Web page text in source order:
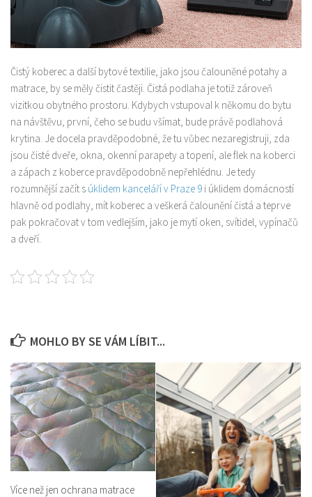
Čistý koberec a další bytové textilie, jako jsou čalouněné potahy a
matrace, by se měly čistit častěji. Čistá podlaha je totiž zároveň
vizitkou obytného prostoru. Kdybych vstupoval k někomu do bytu
na návštěvu, první, čeho se budu všímat, bude právě podlahová
krytina. Je docela pravděpodobné, že tu vůbec nezaregistruji, zda
jsou čisté dveře, okna, okenní parapety a topení, ale flek na koberci
a zápach z koberce pravděpodobně nepřehlédnu. Je tedy
rozumnější začít s úklidem kanceláří v Praze 9 i úklidem domácností
hlavně od podlahy, mít koberec a veškerá čalounění čistá a teprve
pak pokračovat v tom vedlejším, jako je mytí oken, svítidel, vypínačů
a dveří.
MOHLO BY SE VÁM LÍBIT...
Více než jen ochrana matrace